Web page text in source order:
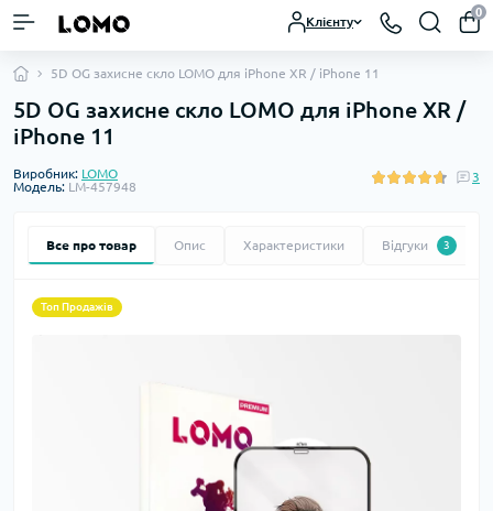
Клієнту
0
5D OG захисне скло LOMO для iPhone XR / iPhone 11
5D OG захисне скло LOMO для iPhone XR /
iPhone 11
Виробник: LOMO
Модель: LM-457948
3
Все про товар Опис Характеристики Відгуки 3
Топ Продажів